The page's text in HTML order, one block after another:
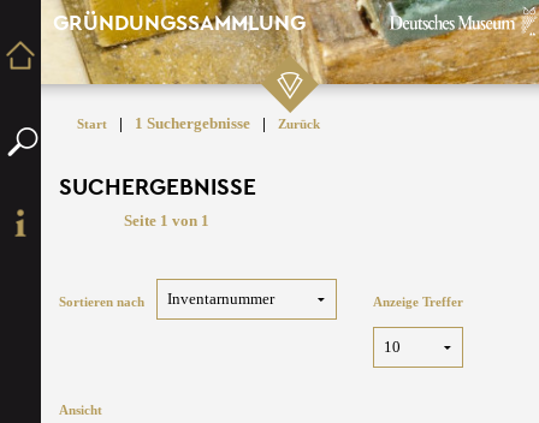
GRÜNDUNGSSAMMLUNG
Start | 1 Suchergebnisse | Zurück
SUCHERGEBNISSE
Seite 1 von 1
Sortieren nach Anzeige Treffer
Ansicht